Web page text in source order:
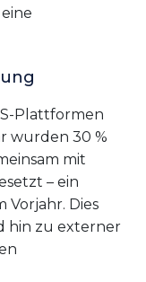
Plattformen
wurden 30 %
mit
– ein
Vorjahr. Dies
hin zu externer